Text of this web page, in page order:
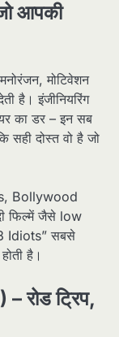
आपकी
मोटिवेशन
है। इंजीनियरिंग
का डर – इन सब
सही दोस्त वो है जो
Bollywood
फिल्में जैसे low
Idiots” सबसे
है।​
– रोड ट्रिप,